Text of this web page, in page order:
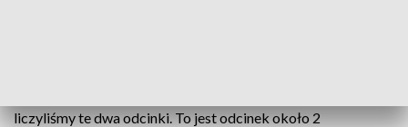
liczyliśmy te dwa odcinki. To jest odcinek około 2